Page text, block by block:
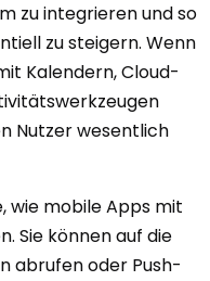
zu integrieren und so
zu steigern. Wenn
Kalendern, Cloud-
Nutzer wesentlich
wie mobile Apps mit
Sie können auf die
abrufen oder Push-